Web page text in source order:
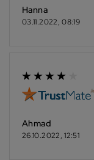
Hanna
03.11.2022, 08:19
Ahmad
26.10.2022, 12:51